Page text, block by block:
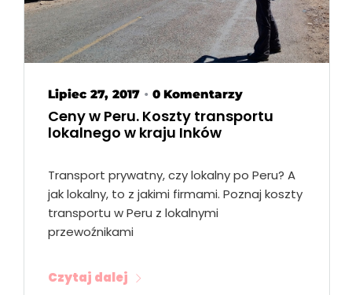
Lipiec 27, 2017 • 0 Komentarzy
Ceny w Peru. Koszty transportu
lokalnego w kraju Inków
Transport prywatny, czy lokalny po Peru? A
jak lokalny, to z jakimi firmami. Poznaj koszty
transportu w Peru z lokalnymi
przewoźnikami
Czytaj dalej